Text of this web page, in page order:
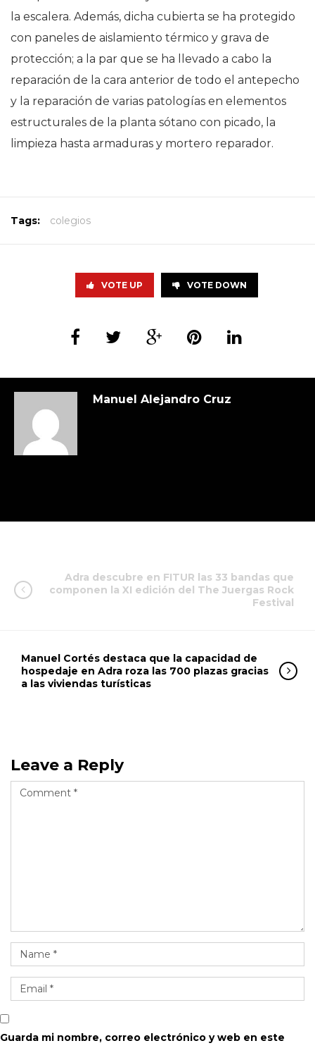
la escalera. Además, dicha cubierta se ha protegido
con paneles de aislamiento térmico y grava de
protección; a la par que se ha llevado a cabo la
reparación de la cara anterior de todo el antepecho
y la reparación de varias patologías en elementos
estructurales de la planta sótano con picado, la
limpieza hasta armaduras y mortero reparador.
Tags: colegios
VOTE UP VOTE DOWN
Manuel Alejandro Cruz
Adra descubre en FITUR las 33 bandas que
componen la XI edición del The Juergas Rock
Festival
Manuel Cortés destaca que la capacidad de
hospedaje en Adra roza las 700 plazas gracias
a las viviendas turísticas
Leave a Reply
Guarda mi nombre, correo electrónico y web en este